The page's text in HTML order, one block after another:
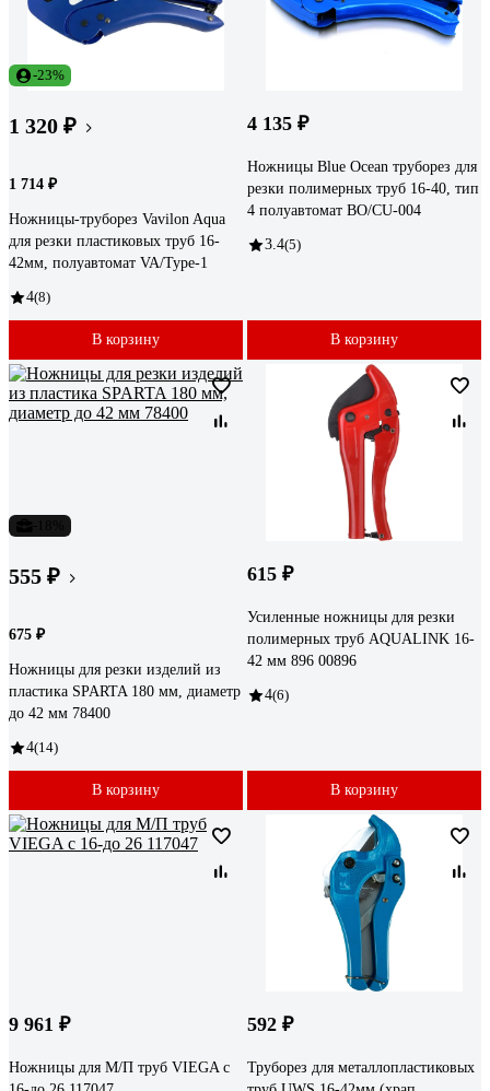
-23%
1 320 ₽
1 714 ₽
Ножницы-труборез Vavilon Aqua
для резки пластиковых труб 16-
42мм, полуавтомат VA/Type-1
4(8)
В корзину
4 135 ₽
Ножницы Blue Ocean труборез для
резки полимерных труб 16-40, тип
4 полуавтомат BO/CU-004
3.4(5)
В корзину
555 ₽
675 ₽
Ножницы для резки изделий из
пластика SPARTA 180 мм, диаметр
до 42 мм 78400
4(14)
В корзину
615 ₽
Усиленные ножницы для резки
полимерных труб AQUALINK 16-
42 мм 896 00896
4(6)
В корзину
9 961 ₽
Ножницы для М/П труб VIEGA с
592 ₽
Труборез для металлопластиковых